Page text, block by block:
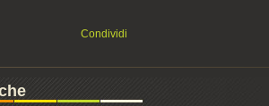
Condividi